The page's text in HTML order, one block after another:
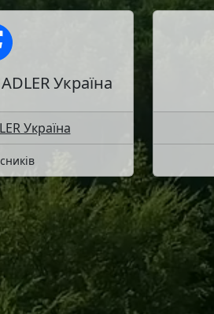
Україна
Україна